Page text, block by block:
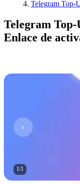
Telegram Top-
Telegram Top-
Enlace de
1/1